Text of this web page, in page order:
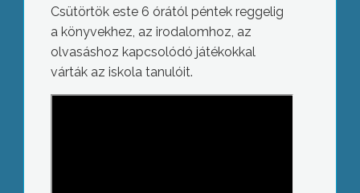
Csütörtök este 6 órától péntek reggelig
a könyvekhez, az irodalomhoz, az
olvasáshoz kapcsolódó játékokkal
várták az iskola tanulóit.